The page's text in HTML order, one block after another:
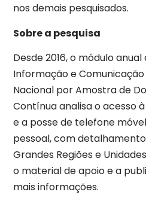
nos demais pesquisados.
Sobre a pesquisa
Desde 2016, o módulo
Informação e Comunicação
Nacional por Amostra de
Contínua analisa o acesso
e a posse de telefone
pessoal, com
Grandes Regiões e
o material de apoio e a
mais informações.